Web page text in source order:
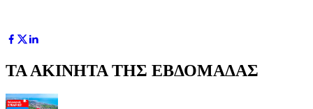
ΤΑ ΑΚΙΝΗΤΑ ΤΗΣ ΕΒΔΟΜΑΔΑΣ